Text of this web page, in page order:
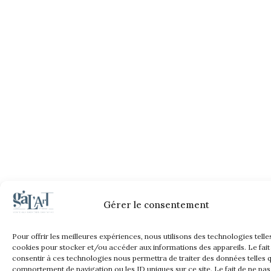
Gérer le consentement
Pour offrir les meilleures expériences, nous utilisons des technologies
cookies pour stocker et/ou accéder aux informations des appareils. Le fait
consentir à ces technologies nous permettra de traiter des données telles
comportement de navigation ou les ID uniques sur ce site. Le fait de ne pas